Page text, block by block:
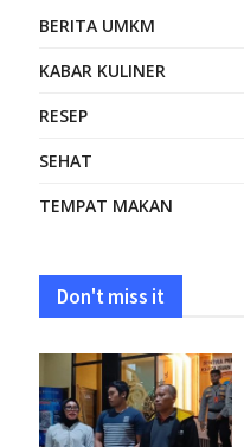
BERITA UMKM
KABAR KULINER
RESEP
SEHAT
TEMPAT MAKAN
Don't miss it